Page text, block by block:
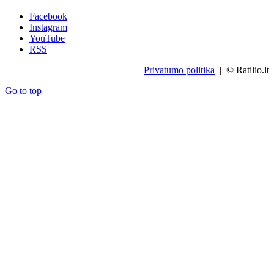
Facebook
Instagram
YouTube
RSS
Privatumo politika | © Ratilio.lt
Go to top